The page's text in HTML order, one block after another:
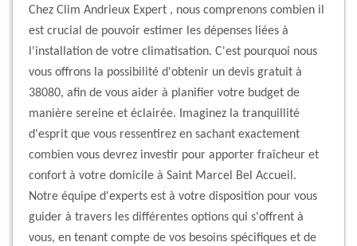
Chez Clim Andrieux Expert , nous comprenons combien il
est crucial de pouvoir estimer les dépenses liées à
l'installation de votre climatisation. C'est pourquoi nous
vous offrons la possibilité d'obtenir un devis gratuit à
38080, afin de vous aider à planifier votre budget de
manière sereine et éclairée. Imaginez la tranquillité
d'esprit que vous ressentirez en sachant exactement
combien vous devrez investir pour apporter fraîcheur et
confort à votre domicile à Saint Marcel Bel Accueil.
Notre équipe d'experts est à votre disposition pour vous
guider à travers les différentes options qui s'offrent à
vous, en tenant compte de vos besoins spécifiques et de